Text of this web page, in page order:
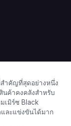
สำคัญที่สุดอย่างหนึ่ง
นค้าคงคลังสำหรับ
เมิร์ซ Black
ละแข่งขันได้มาก